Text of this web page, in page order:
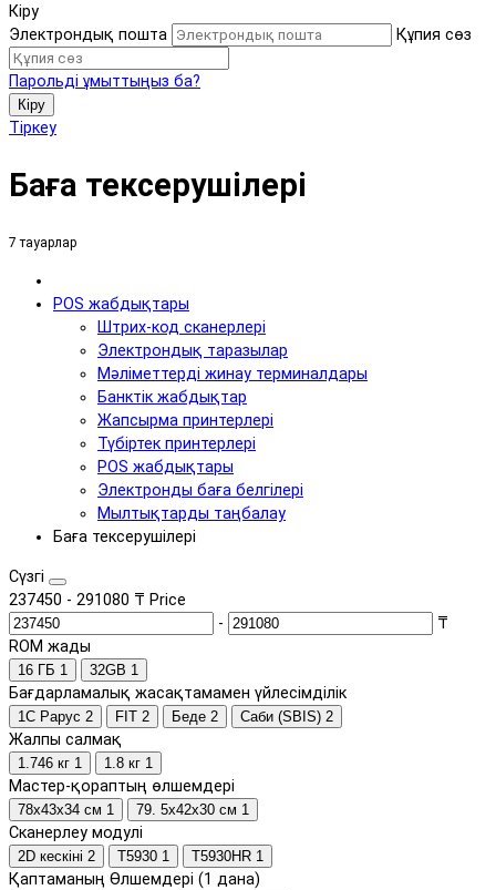
Кіру
Электрондық пошта
Құпия сөз
Парольді ұмыттыңыз ба?
Кіру
Тіркеу
Баға тексерушілері
7 тауарлар
POS жабдықтары
Штрих-код сканерлері
Электрондық таразылар
Мәліметтерді жинау терминалдары
Банктік жабдықтар
Жапсырма принтерлері
Түбіртек принтерлері
POS жабдықтары
Электронды баға белгілері
Мылтықтарды таңбалау
Баға тексерушілері
Сүзгі
237450 - 291080 ₸ Price
-
₸
ROM жады
16 ГБ 1 32GB 1
Бағдарламалық жасақтамамен үйлесімділік
1С Рарус 2 FIT 2 Беде 2 Саби (SBIS) 2
Жалпы салмақ
1.746 кг 1 1.8 кг 1
Мастер-қораптың өлшемдері
78х43х34 см 1 79. 5х42х30 см 1
Сканерлеу модулі
2D кескіні 2 T5930 1 T5930HR 1
Қаптаманың Өлшемдері (1 дана)